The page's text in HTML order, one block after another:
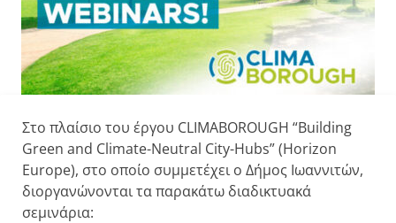
Στο πλαίσιο του έργου CLIMABOROUGH “Building
Green and Climate-Neutral City-Hubs” (Horizon
Europe), στο οποίο συμμετέχει ο Δήμος Ιωαννιτών,
διοργανώνονται τα παρακάτω διαδικτυακά
σεμινάρια: